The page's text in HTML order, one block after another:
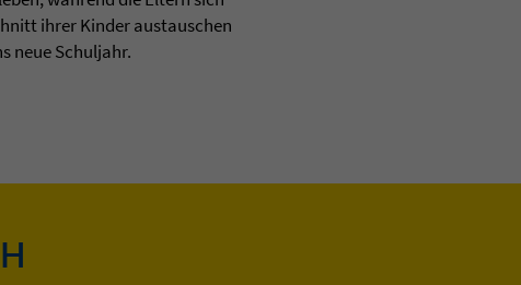
ihrer Kinder austauschen
neue Schuljahr.